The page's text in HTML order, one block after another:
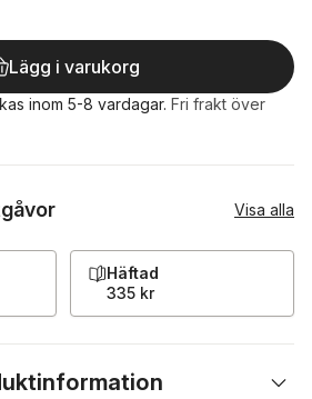
Lägg i varukorg
inom 5-8 vardagar. Fri frakt över
Visa alla
Häftad
335 kr